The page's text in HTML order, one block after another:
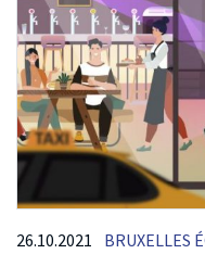
26.10.2021 BRUXELLES